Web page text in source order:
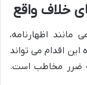
خلاف واقع
اظهارنامه،
اقدام می تواند
ضرر مخاطب است.